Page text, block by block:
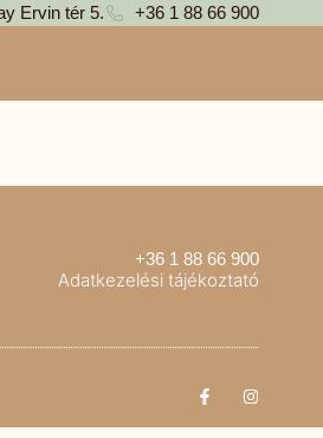
Ervin tér 5. +36 1 88 66 900
+36 1 88 66 900
Adatkezelési tájékoztató